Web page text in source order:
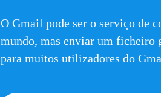
O Gmail pode ser o serviço de
mundo, mas enviar um ficheiro
para muitos utilizadores do